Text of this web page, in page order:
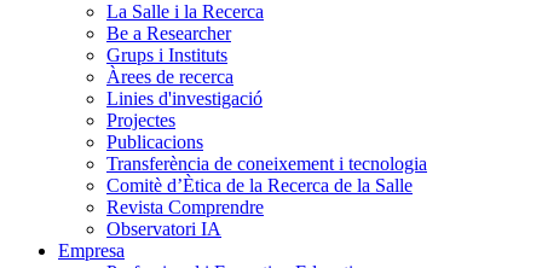
La Salle i la Recerca
Be a Researcher
Grups i Instituts
Àrees de recerca
Linies d'investigació
Projectes
Publicacions
Transferència de coneixement i tecnologia
Comitè d’Ètica de la Recerca de la Salle
Revista Comprendre
Observatori IA
Empresa